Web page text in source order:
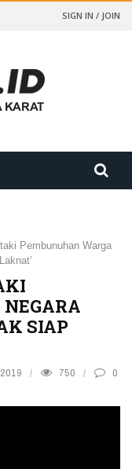
SIGN IN / JOIN
Pembunuhan Warga
SIAP
750 0